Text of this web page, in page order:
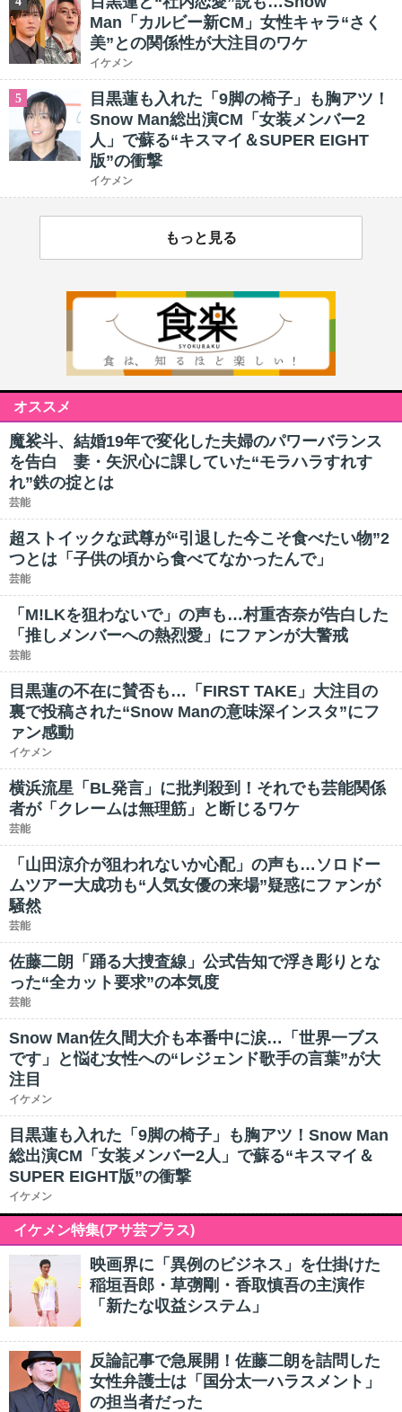
Man「カルビー新CM」女性キャラ“さく
美”との関係性が大注目のワケ
イケメン
5
目黒蓮も入れた「9脚の椅子」も胸アツ！
Snow Man総出演CM「女装メンバー2
人」で蘇る“キスマイ＆SUPER EIGHT
版”の衝撃
イケメン
もっと見る
オススメ
魔裟斗、結婚19年で変化した夫婦のパワーバランス
を告白 妻・矢沢心に課していた“モラハラすれす
れ”鉄の掟とは
芸能
超ストイックな武尊が“引退した今こそ食べたい物”2
つとは「子供の頃から食べてなかったんで」
芸能
「M!LKを狙わないで」の声も…村重杏奈が告白した
「推しメンバーへの熱烈愛」にファンが大警戒
芸能
目黒蓮の不在に賛否も…「FIRST TAKE」大注目の
裏で投稿された“Snow Manの意味深インスタ”にフ
ァン感動
イケメン
横浜流星「BL発言」に批判殺到！それでも芸能関係
者が「クレームは無理筋」と断じるワケ
芸能
「山田涼介が狙われないか心配」の声も…ソロドー
ムツアー大成功も“人気女優の来場”疑惑にファンが
騒然
芸能
佐藤二朗「踊る大捜査線」公式告知で浮き彫りとな
った“全カット要求”の本気度
芸能
Snow Man佐久間大介も本番中に涙…「世界一ブス
です」と悩む女性への“レジェンド歌手の言葉”が大
注目
イケメン
目黒蓮も入れた「9脚の椅子」も胸アツ！Snow Man
総出演CM「女装メンバー2人」で蘇る“キスマイ＆
SUPER EIGHT版”の衝撃
イケメン
イケメン特集(アサ芸プラス)
映画界に「異例のビジネス」を仕掛けた
稲垣吾郎・草彅剛・香取慎吾の主演作
「新たな収益システム」
反論記事で急展開！佐藤二朗を詰問した
女性弁護士は「国分太一ハラスメント」
の担当者だった